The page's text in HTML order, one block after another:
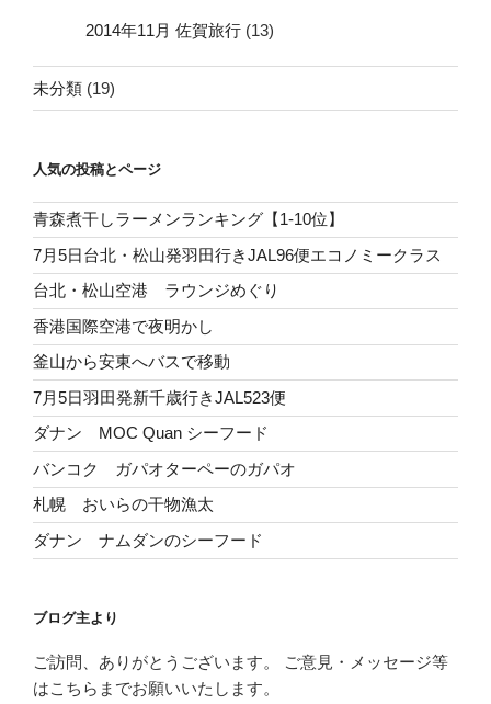
2014年11月 佐賀旅行 (13)
未分類 (19)
人気の投稿とページ
青森煮干しラーメンランキング【1-10位】
7月5日台北・松山発羽田行きJAL96便エコノミークラス
台北・松山空港 ラウンジめぐり
香港国際空港で夜明かし
釜山から安東へバスで移動
7月5日羽田発新千歳行きJAL523便
ダナン MOC Quan シーフード
バンコク ガパオターペーのガパオ
札幌 おいらの干物漁太
ダナン ナムダンのシーフード
ブログ主より
ご訪問、ありがとうございます。 ご意見・メッセージ等
はこちらまでお願いいたします。